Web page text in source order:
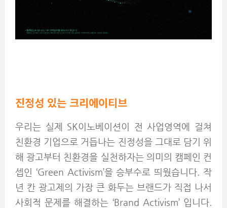
진정성 있는 크리에이티브
우리는 실제 SK이노베이션이 전 사업영역에 걸쳐
친환경 기업으로 거듭나는 진정성을 그대로 담기 위
해 광고부터 친환경을 실천하자는 의미의 캠페인 컨
셉인 ‘Green Activism’을 승부수로 띄웠습니다. 작
년 칸 광고제의 가장 큰 화두는 브랜드가 직접 나서
사회적 문제를 해결하는 ‘Brand Activism’ 입니다.